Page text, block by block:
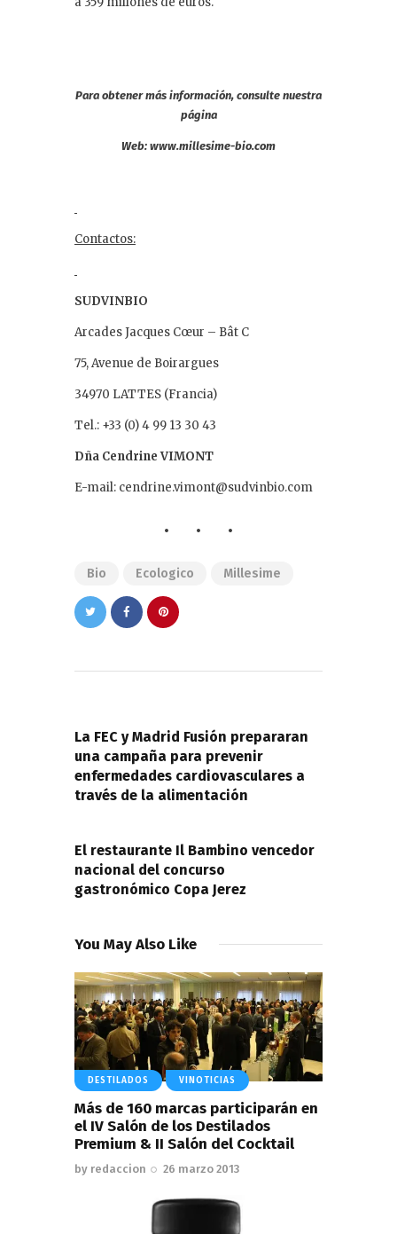
Para obtener más información, consulte nuestra
página
Web: www.millesime-bio.com
Contactos:
SUDVINBIO
Arcades Jacques Cœur – Bât C
75, Avenue de Boirargues
34970 LATTES (Francia)
Tel.: +33 (0) 4 99 13 30 43
Dña Cendrine VIMONT
E-mail: cendrine.vimont@sudvinbio.com
Bio Ecologico Millesime
entradas
La FEC y Madrid Fusión prepararan
una campaña para prevenir
enfermedades cardiovasculares a
través de la alimentación
El restaurante Il Bambino vencedor
nacional del concurso
gastronómico Copa Jerez
You May Also Like
DESTILADOS VINOTICIAS
Más de 160 marcas participarán en
el IV Salón de los Destilados
Premium & II Salón del Cocktail
by redaccion 26 marzo 2013